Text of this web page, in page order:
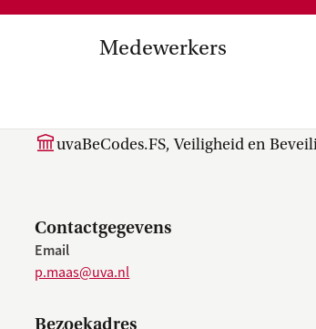
Medewerkers
plan, instellingsplan,
Internationalisering in
uvaBeCodes.FS, Veiligheid en
Contactgegevens
Email
p.maas@uva.nl
Bezoekadres